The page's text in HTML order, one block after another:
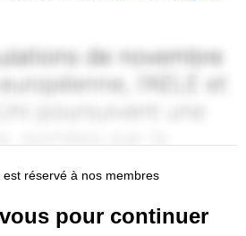
est réservé à nos membres
pour continuer